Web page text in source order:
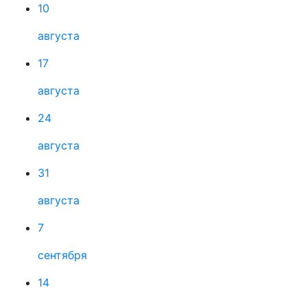
10
августа
17
августа
24
августа
31
августа
7
сентября
14